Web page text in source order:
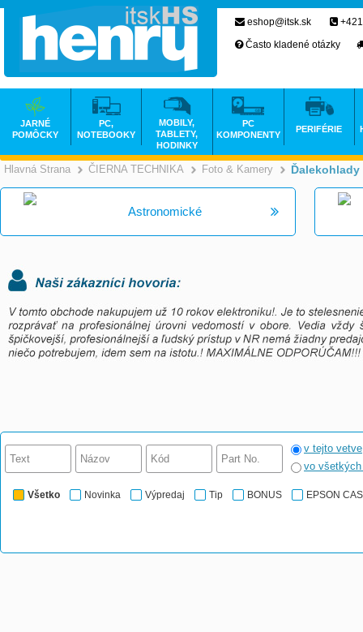
Hlavná Strana >
ČIERNA TECHNIKA >
Foto & Kamery Ďalekohlady
Astronomické
v tejto vetve
vo
Všetko Novinka Výpredaj Tip BONUS EPSON
eshop@itsk.sk
Často kladené otázky
JARNÉ
POMÔCKY
PC,
NOTEBOOKY
MOBILY,
TABLETY,
HODINKY
PC
KOMPONENTY
PERIFÉRIE